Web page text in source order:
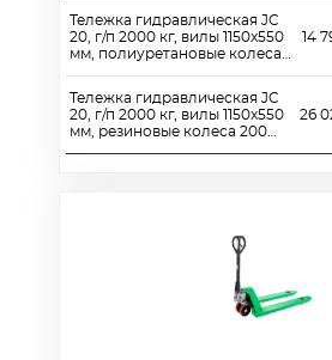
Тележка гидравлическая JC
20, г/п 2000 кг, вилы 1150x550
мм, полиуретановые колеса
Тележка гидравлическая JC
20, г/п 2000 кг, вилы 1150x550
мм, резиновые колеса 200
14
26